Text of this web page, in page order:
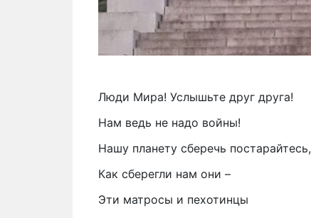
Люди Мира! Услышьте друг друга!
Нам ведь не надо войны!
Нашу планету сберечь постарайтесь,
Как сберегли нам они –
Эти матросы и пехотинцы